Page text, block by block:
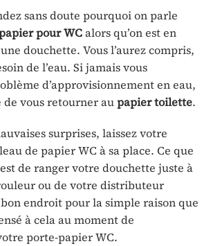
sans doute pourquoi on parle
pour WCalors qu’on est en
douchette. Vous l’aurez compris,
de l’eau. Si jamais vous
d’approvisionnement en eau,
de vous retourner aupapier toilette.
surprises, laissez votre
de papier WC à sa place. Ce que
de ranger votre douchette juste à
ou de votre distributeur
endroit pour la simple raison que
à cela au moment de
porte-papier WC.